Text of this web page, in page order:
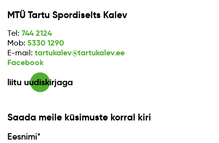
MTÜ Tartu Spordiselts Kalev
Tel: 744 2124
Mob: 5330 1290
E-mail: tartukalev@tartukalev.ee
Facebook
liitu uudiskirjaga
Saada meile küsimuste korral kiri
Eesnimi*